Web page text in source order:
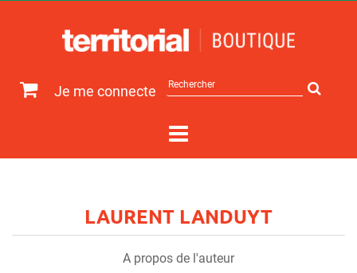
Je me connecte
sur
LAURENT LANDUYT
A propos de l'auteur